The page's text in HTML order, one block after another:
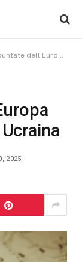
per la pace a Gaza e in Ucraina
2025